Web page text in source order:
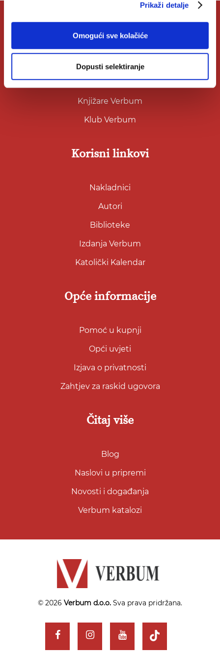
Prikaži detalje
Omogući sve kolačiće
Dopusti selektiranje
O Verbumu
O nama
Kontakt
Knjižare Verbum
Klub Verbum
Korisni linkovi
Nakladnici
Autori
Biblioteke
Izdanja Verbum
Katolički Kalendar
Opće informacije
Pomoć u kupnji
Opći uvjeti
Izjava o privatnosti
Zahtjev za raskid ugovora
Čitaj više
Blog
Naslovi u pripremi
Novosti i događanja
Verbum katalozi
© 2026 Verbum d.o.o. Sva prava pridržana.